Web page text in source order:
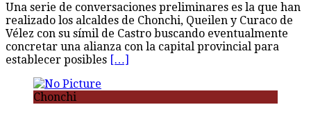
Una serie de conversaciones preliminares es la que han
realizado los alcaldes de Chonchi, Queilen y Curaco de
Vélez con su símil de Castro buscando eventualmente
concretar una alianza con la capital provincial para
establecer posibles […]
Chonchi